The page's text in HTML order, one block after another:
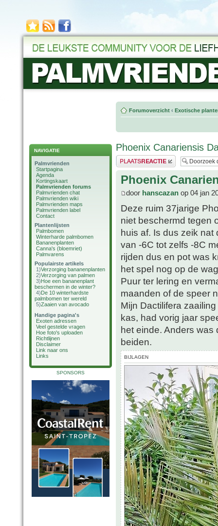
NAVIGATIE
Palmvrienden
Startpagina
Agenda
Kortingskaart
Palmvrienden forums
Palmvrienden chat
Palmvrienden wiki
Palmvrienden maps
Palmvrienden label
Contact
Plantenlijsten
Palmbomen
Winterharde palmbomen
Bananenplanten
Canna's (bloemriet)
Palmvarens
Populairste artikels
1)Verzorging bananenplanten
2)Verzorging van palmen
3)Hoe een bananenplant
beschermen in de winter?
4)De 10 winterhardste
palmbomen ter wereld
5)Zaaien van avocado
Handige pagina's
Exoten adressen
Veel gestelde vragen
Hoe foto's uploaden
Richtlijnen
Disclaimer
Link naar ons
Links
SPONSORS
Forumoverzicht ‹ Exotische
Phoenix Canariensis
Plaats een reactie
Phoenix
door hanscazan op 04 jan
Deze ruim 37jarige
niet beschermd tegen
huis af. Is dus zeik
van -6C tot zelfs -8C
rijden dus en pot was
het spel nog op de
Puur ter lering en
maanden of de speer
Mijn Dactilifera
kas, had vorig jaar
het einde. Anders was
beiden.
BIJLAGEN